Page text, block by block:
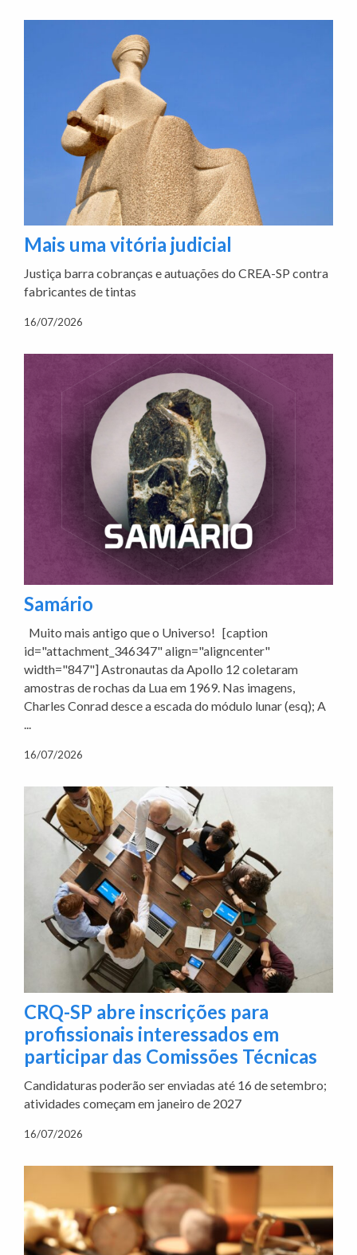
Mais uma vitória judicial
Justiça barra cobranças e autuações do CREA-SP contra
fabricantes de tintas
16/07/2026
Samário
Muito mais antigo que o Universo! [caption
id="attachment_346347" align="aligncenter"
width="847"] Astronautas da Apollo 12 coletaram
amostras de rochas da Lua em 1969. Nas imagens,
Charles Conrad desce a escada do módulo lunar (esq); A
...
16/07/2026
CRQ-SP abre inscrições para
profissionais interessados em
participar das Comissões Técnicas
Candidaturas poderão ser enviadas até 16 de setembro;
atividades começam em janeiro de 2027
16/07/2026